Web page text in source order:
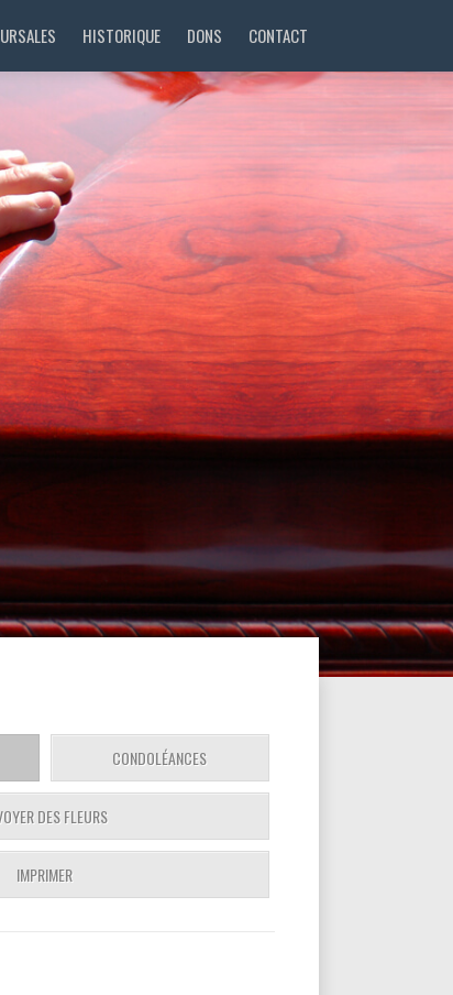
HISTORIQUE DONS CONTACT
CONDOLÉANCES
DES FLEURS
IMPRIMER